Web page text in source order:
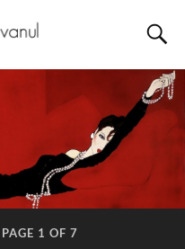
PAGE 1 OF 7